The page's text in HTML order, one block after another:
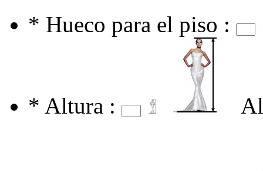
* Hueco para el piso :
* Altura :